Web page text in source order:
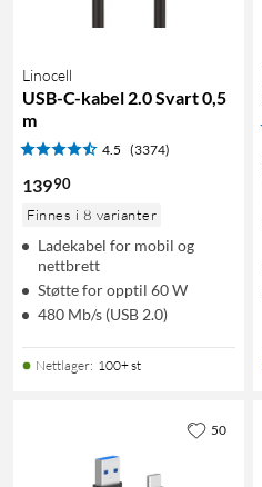
Linocell
USB-C-kabel 2.0 Svart 0,5
m
4.5 (3374)
13990
Finnes i 8 varianter
Ladekabel for mobil og
nettbrett
Støtte for opptil 60 W
480 Mb/s (USB 2.0)
Nettlager: 100+ st
50